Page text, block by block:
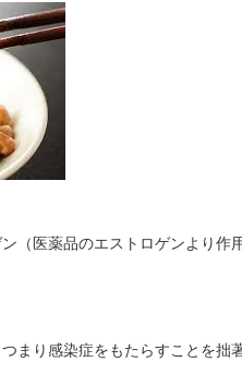
（医薬品のエストロゲンより作
まり感染症をもたらすことを拙